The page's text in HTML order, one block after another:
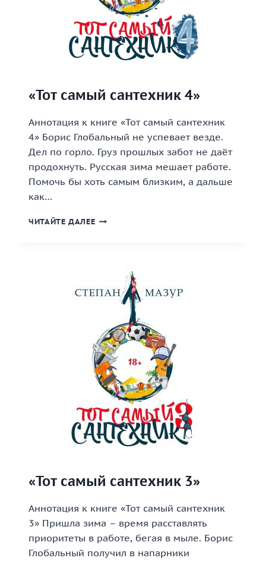
«Тот самый сантехник 4»
Аннотация к книге «Тот самый сантехник
4» Борис Глобальный не успевает везде.
Дел по горло. Груз прошлых забот не даёт
продохнуть. Русская зима мешает работе.
Помочь бы хоть самым близким, а дальше
как…
ЧИТАЙТЕ ДАЛЕЕ «ТОТ
«Тот самый сантехник 3»
Аннотация к книге «Тот самый сантехник
3» Пришла зима – время расставлять
приоритеты в работе, бегая в мыле. Борис
Глобальный получил в напарники